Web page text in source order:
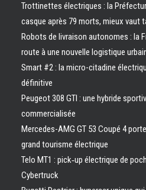
Trottinettes électriques : la
casque après 79 morts, mieux vaut
Robots de livraison autonomes : la
route à une nouvelle logistique
Smart #2 : la micro-citadine
définitive
Peugeot 308 GTI : une hybride
commercialisée
Mercedes-AMG GT 53 Coupé 4
grand tourisme électrique
Telo MT1 : pick‑up électrique de
Cybertruck